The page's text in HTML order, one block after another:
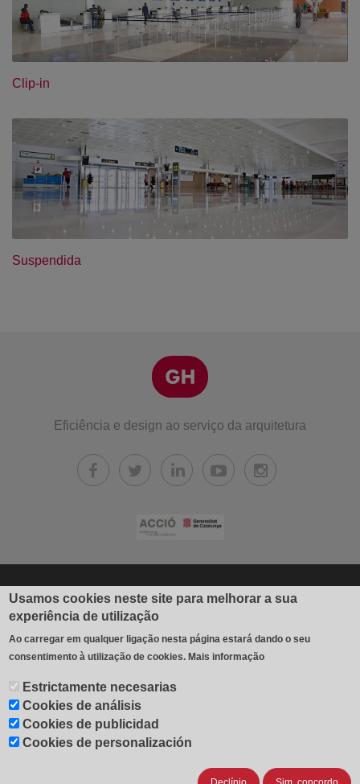
Clip-in
Suspendida
Eficiência e design ao serviço da arquitetura
© 2026 Industrial Gradhermetic, S.A.E.
Fábrica y oficinas: Avda. Béjar, 345
08226 Terrassa (España)
T 937 354 408 - F 937 356 543
contacto@gradhermetic.es-Legal notice
Cookies settings
Usamos cookies neste site para melhorar a sua
experiência de utilização
Ao carregar em qualquer ligação nesta página estará dando o seu
consentimento à utilização de cookies. Mais informação
Estrictamente necesarias
Cookies de análisis
Cookies de publicidad
Cookies de personalización